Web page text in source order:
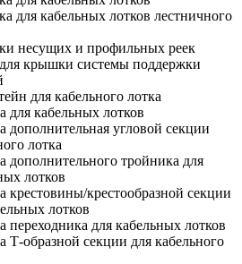
для кабельных лотков лестничного
несущих и профильных реек
крышки системы поддержки
для кабельного лотка
кабельных лотков
угловой секции
лотка
дополнительного тройника для
лотков
крестообразной секции
лотков
для кабельных лотков
образной секции для кабельного